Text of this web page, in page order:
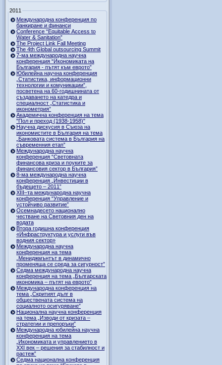
2011
Международна конференция по
банкиране и финанси
Conference “Equitable Access to
Water & Sanitation”
The Project Link Fall Meeting
The 4th Global outsourcing Summit
7-ма международна научна
конференция “Икономиката на
България - пътят към еврото”
Юбилейна научна конференция
„Статистика, информационни
технологии и комуникации”,
посветена на 60-годишнината от
създаването на катедра и
специалност „Статистика и
иконометрия”
Академична конференция на тема
"Пол и преход (1938-1958)"
Научна дискусия в Съюза на
икономистите в България на тема
„Банковата система в България на
съвременния етап”
Международна научна
конференция “Световната
финансова криза и поуките за
финансовия сектор в България”
8-ма международна научна
конференция „Инвестиции в
бъдещето – 2011”
ХІІІ–та международна научна
конференция “Управление и
устойчиво развитие”
Осемнадесето национално
честване на Световния ден на
водата
Втора годишна конференция
«Инфраструктура и услуги във
водния сектор»
Международна научна
конференция на тема
„Мениджмънтът в динамично
променяща се среда за сигурност”
Седма международна научна
конференция на тема „Българската
икономика – пътят на еврото”
Международна конференция на
тема „Скритият дълг в
обществената система на
социалното осигуряване”
Национална научна конференция
на тема „Изводи от кризата –
стратегии и препоръки”
Международна юбилейна научна
конференция на тема
„Икономиката и управлението в
ХХI век – решения за стабилност и
растеж”
Седма национална конференция